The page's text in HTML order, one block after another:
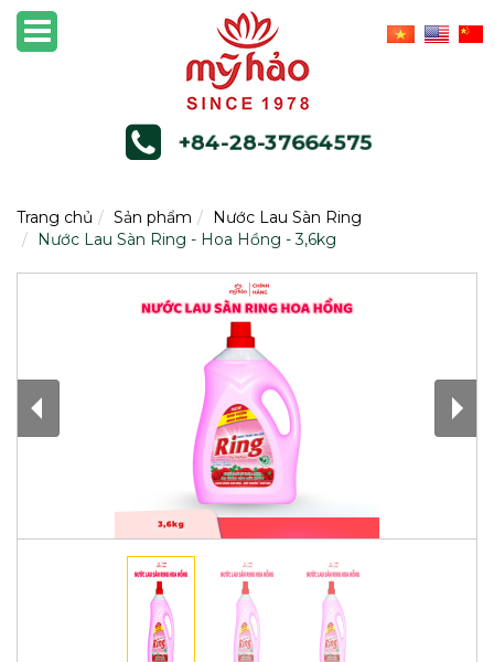
+84-28-37664575
Trang chủ Sản phẩm
Nước Lau Sàn Ring
Nước Lau Sàn Ring - Hoa Hồng - 3,6kg